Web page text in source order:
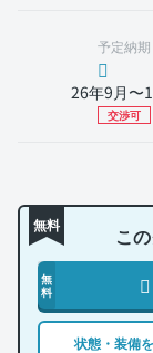
予定納期
26年9月〜
交渉可
無料 こ
無
料
状態・装備